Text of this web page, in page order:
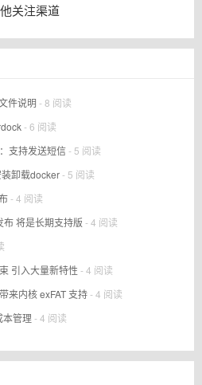
关注渠道
件说明 - 8 阅读
- 6 阅读
支持发送短信- 5 阅读
卸载docker- 5 阅读
- 4 阅读
将是长期支持版 - 4 阅读
引入大量新特性 - 4 阅读
来内核 exFAT 支持- 4 阅读
本管理- 4 阅读